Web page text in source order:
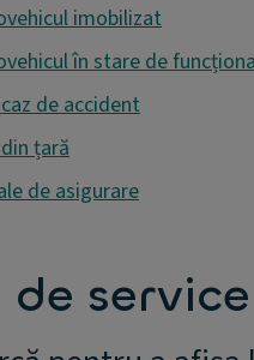
imobilizat
în stare de
de accident
țară
de asigurare